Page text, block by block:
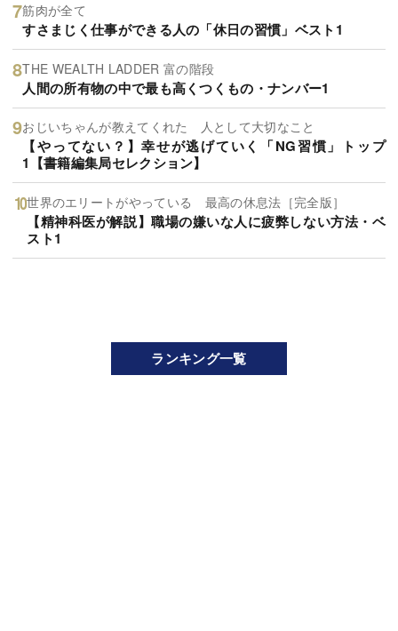
筋肉が全て
すさまじく仕事ができる人の「休日の習慣」ベスト1
THE WEALTH LADDER 富の階段
人間の所有物の中で最も高くつくもの・ナンバー1
おじいちゃんが教えてくれた 人として大切なこと
【やってない？】幸せが逃げていく「NG習慣」トップ
1【書籍編集局セレクション】
世界のエリートがやっている 最高の休息法［完全版］
【精神科医が解説】職場の嫌いな人に疲弊しない方法・ベ
スト1
ランキング一覧